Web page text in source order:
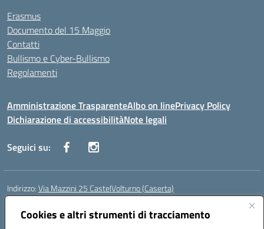
Cookies e altri strumenti di tracciamento
Erasmus
Documento del 15 Maggio
Contatti
Bullismo e Cyber-Bullismo
Regolamenti
Amministrazione TrasparenteAlbo on linePrivacy Policy
Dichiarazione di accessibilitàNote legali
Seguici su:
Indirizzo:Via Mazzini 25 CastelVolturno (Caserta)
Centralino:
Posta elettronica certificata (PEC):ceis014005@pec.istruzione.it